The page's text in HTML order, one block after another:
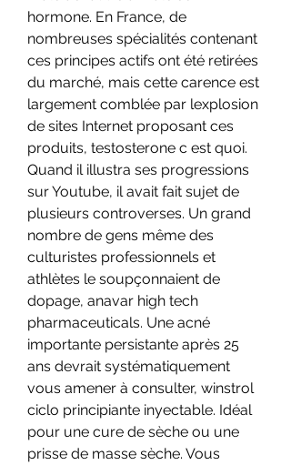
hormone. En France, de
nombreuses spécialités contenant
ces principes actifs ont été retirées
du marché, mais cette carence est
largement comblée par lexplosion
de sites Internet proposant ces
produits, testosterone c est quoi.
Quand il illustra ses progressions
sur Youtube, il avait fait sujet de
plusieurs controverses. Un grand
nombre de gens même des
culturistes professionnels et
athlètes le soupçonnaient de
dopage, anavar high tech
pharmaceuticals. Une acné
importante persistante après 25
ans devrait systématiquement
vous amener à consulter, winstrol
ciclo principiante inyectable. Idéal
pour une cure de sèche ou une
prisse de masse sèche. Vous